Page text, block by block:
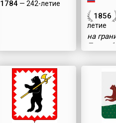
1784— 242-летие
1856
летие
на